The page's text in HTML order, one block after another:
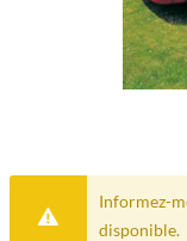
Informez-
disponible.